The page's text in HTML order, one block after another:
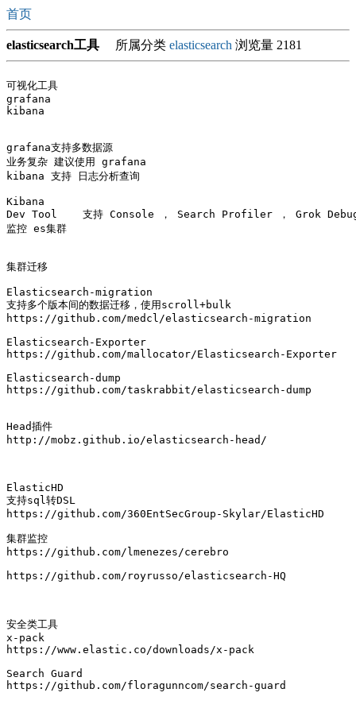
首页
elasticsearch工具 所属分类 elasticsearch 浏览量 2181
可视化工具
grafana
kibana
grafana支持多数据源
业务复杂 建议使用 grafana
kibana 支持 日志分析查询
Kibana
Dev Tool    支持 Console ， Search Profiler ， Grok
监控 es集群
集群迁移
Elasticsearch-migration
支持多个版本间的数据迁移，使用scroll+bulk
https://github.com/medcl/elasticsearch-migration
Elasticsearch-Exporter
https://github.com/mallocator/Elasticsearch-Exporter
Elasticsearch-dump
https://github.com/taskrabbit/elasticsearch-dump
Head插件
http://mobz.github.io/elasticsearch-head/
ElasticHD
支持sql转DSL
https://github.com/360EntSecGroup-Skylar/ElasticHD
集群监控
https://github.com/lmenezes/cerebro
https://github.com/royrusso/elasticsearch-HQ
安全类工具
x-pack
https://www.elastic.co/downloads/x-pack
Search Guard
https://github.com/floragunncom/search-guard